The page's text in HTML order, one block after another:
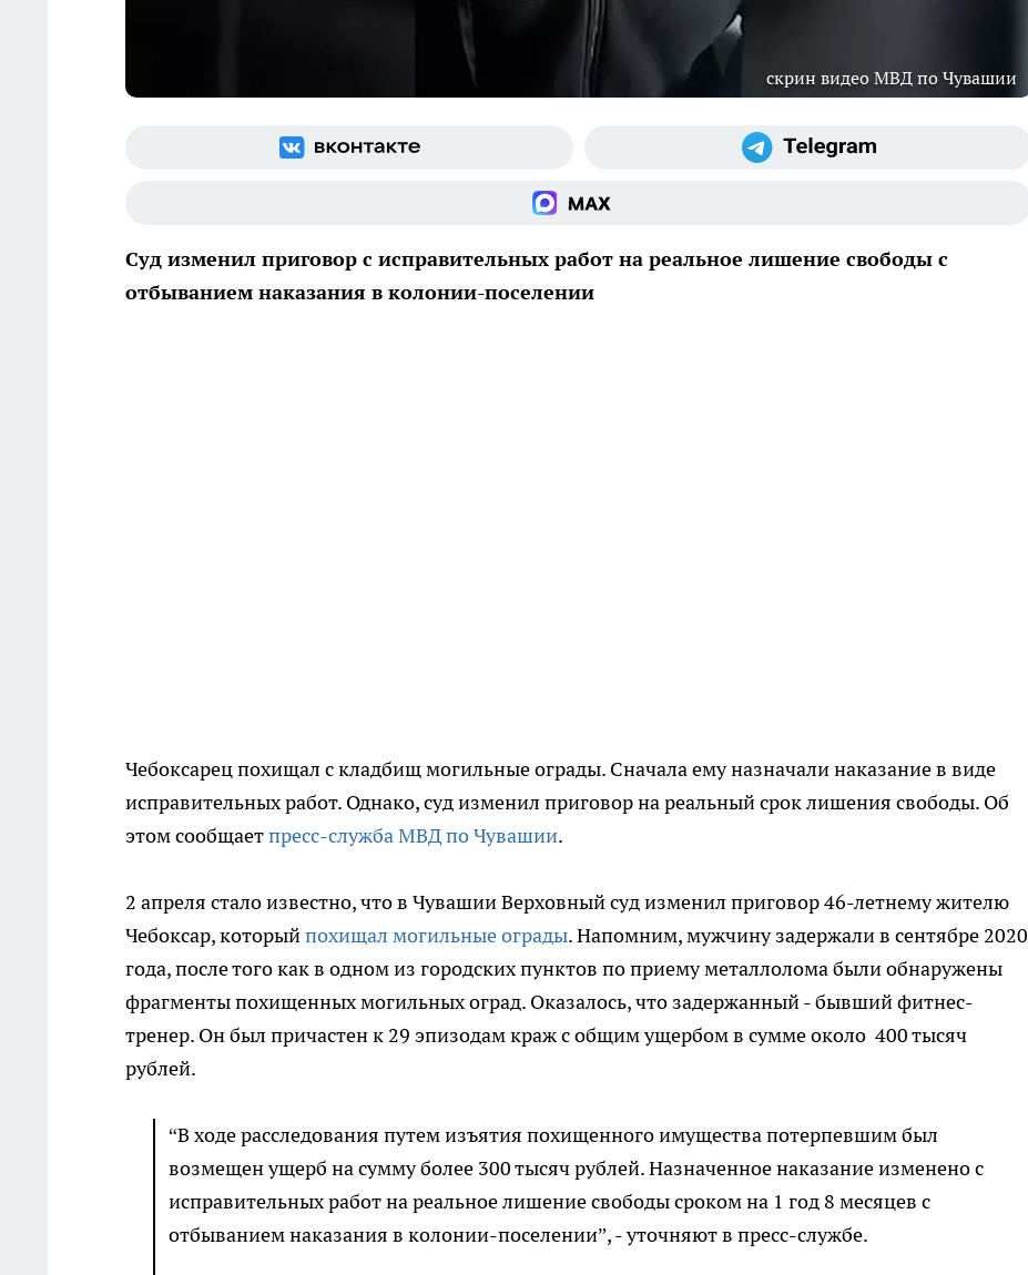
скрин видео МВД по Чувашии
Суд изменил приговор с исправительных работ на реальное лишение свободы с
отбыванием наказания в колонии-поселении
Чебоксарец похищал с кладбищ могильные ограды. Сначала ему назначали наказание в виде
исправительных работ. Однако, суд изменил приговор на реальный срок лишения свободы. Об
этом сообщаетпресс-служба МВД по Чувашии.
2 апреля стало известно, что в Чувашии Верховный суд изменил приговор 46-летнему жителю
Чебоксар, которыйпохищал могильные ограды. Напомним, мужчину задержали в сентябре 2020
года, после того как в одном из городских пунктов по приему металлолома были обнаружены
фрагменты похищенных могильных оград. Оказалось, что задержанный - бывший фитнес-
тренер. Он был причастен к 29 эпизодам краж с общим ущербом в сумме около 400 тысяч
рублей.
“В ходе расследования путем изъятия похищенного имущества потерпевшим был
возмещен ущерб на сумму более 300 тысяч рублей. Назначенное наказание изменено с
исправительных работ на реальное лишение свободы сроком на 1 год 8 месяцев с
отбыванием наказания в колонии-поселении”, - уточняют в пресс-службе.